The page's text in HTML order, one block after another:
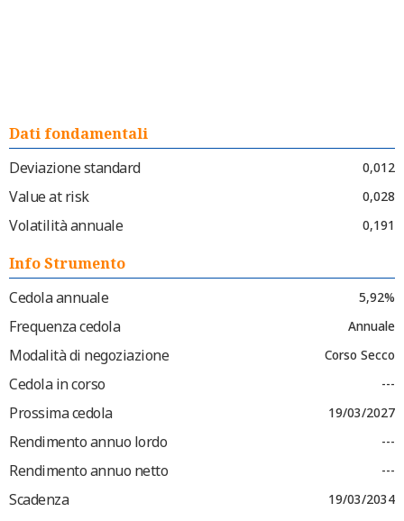
Dati fondamentali
Deviazione standard
0,012
Value at risk 0,028
Volatilità annuale 0,191
Info Strumento
Cedola annuale
5,92%
Frequenza cedola Annuale
Modalità di negoziazione Corso Secco
Cedola in corso ---
Prossima cedola 19/03/2027
Rendimento annuo lordo ---
Rendimento annuo netto ---
Scadenza 19/03/2034